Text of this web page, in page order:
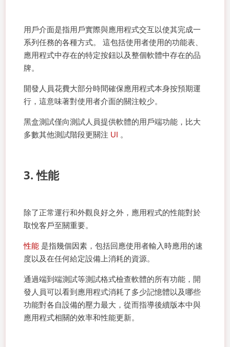
用戶介面是指用戶實際與應用程式交互以使其完成一
系列任務的各種方式。 這包括使用者使用的功能表、
應用程式中存在的特定按鈕以及整個軟體中存在的品
牌。
開發人員花費大部分時間確保應用程式本身按預期運
行，這意味著對使用者介面的關注較少。
黑盒測試僅向測試人員提供軟體的用戶端功能，比大
多數其他測試階段更關注 UI 。
3. 性能
除了正常運行和外觀良好之外，應用程式的性能對於
取悅客戶至關重要。
性能 是指幾個因素，包括回應使用者輸入時應用的速
度以及在任何給定設備上消耗的資源。
通過端到端測試等測試格式檢查軟體的所有功能，開
發人員可以看到應用程式消耗了多少記憶體以及哪些
功能對各自設備的壓力最大，從而指導後續版本中與
應用程式相關的效率和性能更新。